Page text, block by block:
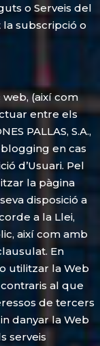
o Serveis del
subscripció o
web, (així com
entre els
PALLAS, S.A.,
en cas
d’Usuari. Pel
la pàgina
disposició a
a la Llei,
així com amb
En
utilitzar la Web
al que
de tercers
danyar la Web
serveis